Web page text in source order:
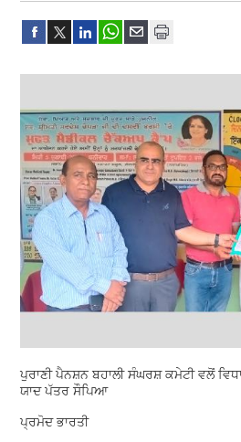
ਪੁਰਾਣੀ ਪੈਨਸ਼ਨ ਬਹਾਲੀ ਸੰਘਰਸ਼ ਕਮੇਟੀ ਵਲੋਂ
ਯਾਦ ਪੱਤਰ ਸੌਪਿਆ
ਪ੍ਰਮੋਦ ਭਾਰਤੀ